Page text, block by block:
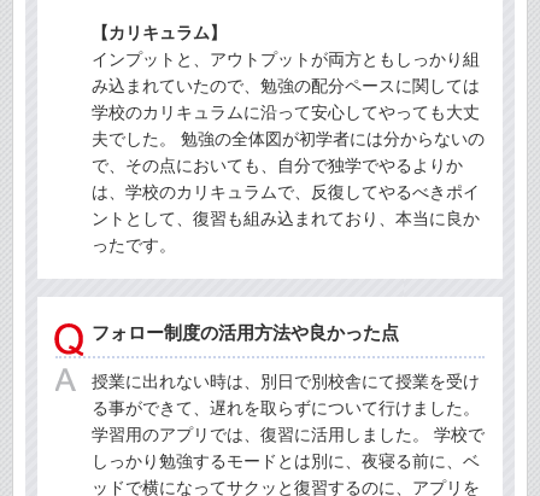
【カリキュラム】
インプットと、アウトプットが両方ともしっかり組
み込まれていたので、勉強の配分ペースに関しては
学校のカリキュラムに沿って安心してやっても大丈
夫でした。 勉強の全体図が初学者には分からないの
で、その点においても、自分で独学でやるよりか
は、学校のカリキュラムで、反復してやるべきポイ
ントとして、復習も組み込まれており、本当に良か
ったです。
フォロー制度の活用方法や良かった点
授業に出れない時は、別日で別校舎にて授業を受け
る事ができて、遅れを取らずについて行けました。
学習用のアプリでは、復習に活用しました。 学校で
しっかり勉強するモードとは別に、夜寝る前に、ベ
ッドで横になってサクッと復習するのに、アプリを